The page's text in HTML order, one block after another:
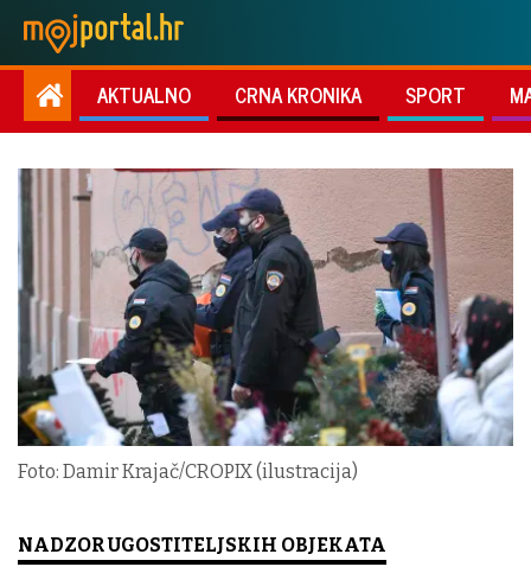
AKTUALNO CRNA KRONIKA SPORT
Foto: Damir Krajač/CROPIX (ilustracija)
NADZOR UGOSTITELJSKIH OBJEKATA